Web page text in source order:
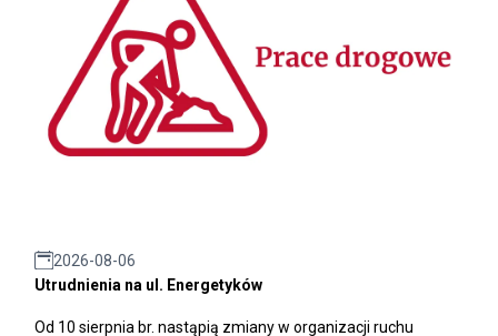
2026-08-06
Utrudnienia na ul. Energetyków
Od 10 sierpnia br. nastąpią zmiany w organizacji ruchu